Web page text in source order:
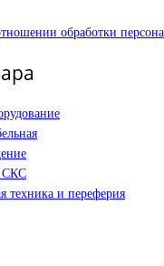
обработки
СКС
техника и переферия